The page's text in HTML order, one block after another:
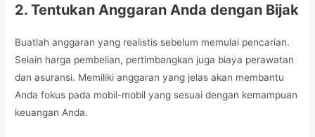
2. Tentukan Anggaran Anda dengan Bijak
Buatlah anggaran yang realistis sebelum memulai pencarian.
Selain harga pembelian, pertimbangkan juga biaya perawatan
dan asuransi. Memiliki anggaran yang jelas akan membantu
Anda fokus pada mobil-mobil yang sesuai dengan kemampuan
keuangan Anda.